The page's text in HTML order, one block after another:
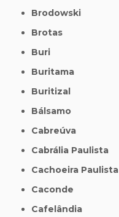
Brodowski
Brotas
Buri
Buritama
Buritizal
Bálsamo
Cabreúva
Cabrália Paulista
Cachoeira Paulista
Caconde
Cafelândia